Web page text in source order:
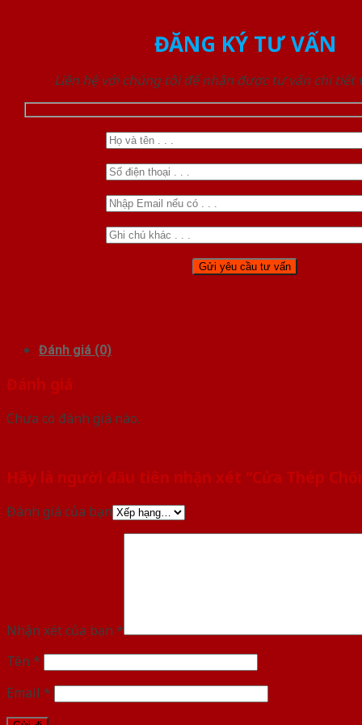
ĐĂNG KÝ TƯ VẤN
Liên hệ với chúng tôi để nhận được tư vấn chi tiết
Đánh giá (0)
Đánh giá
Chưa có đánh giá nào.
Hãy là người đầu tiên nhận xét “Cửa Thép
Đánh giá của bạn
Nhận xét của bạn *
Tên *
Email *